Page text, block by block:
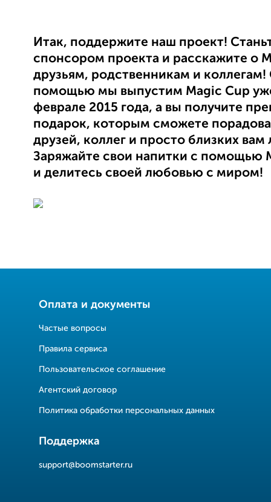
Итак, поддержите наш проект!
спонсором проекта и расскажите о
друзьям, родственникам и
помощью мы выпустим Magic Cup
феврале 2015 года, а вы получите
подарок, которым сможете
друзей, коллег и просто близких
Заряжайте свои напитки с помощью
и делитесь своей любовью с миром!
Оплата и документы
Частые вопросы
Правила сервиса
Пользовательское соглашение
Агентский договор
Политика обработки персональных данных
Поддержка
support@boomstarter.ru